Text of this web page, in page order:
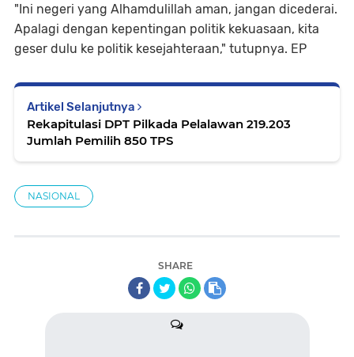
"Ini negeri yang Alhamdulillah aman, jangan dicederai.
Apalagi dengan kepentingan politik kekuasaan, kita
geser dulu ke politik kesejahteraan," tutupnya. EP
Artikel Selanjutnya
Rekapitulasi DPT Pilkada Pelalawan 219.203
Jumlah Pemilih 850 TPS
NASIONAL
SHARE